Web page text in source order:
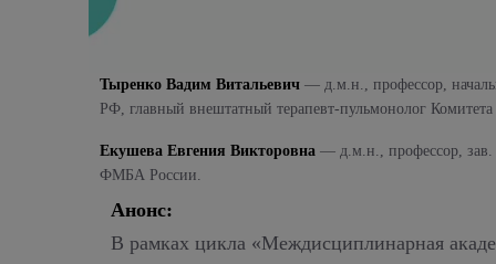
Тыренко Вадим Витальевич — д.м.н., профессор,
РФ, главный внештатный терапевт-пульмонолог
Екушева Евгения Викторовна — д.м.н., профессор, зав.
ФМБА России.
Анонс:
В рамках цикла «Междисциплинарная